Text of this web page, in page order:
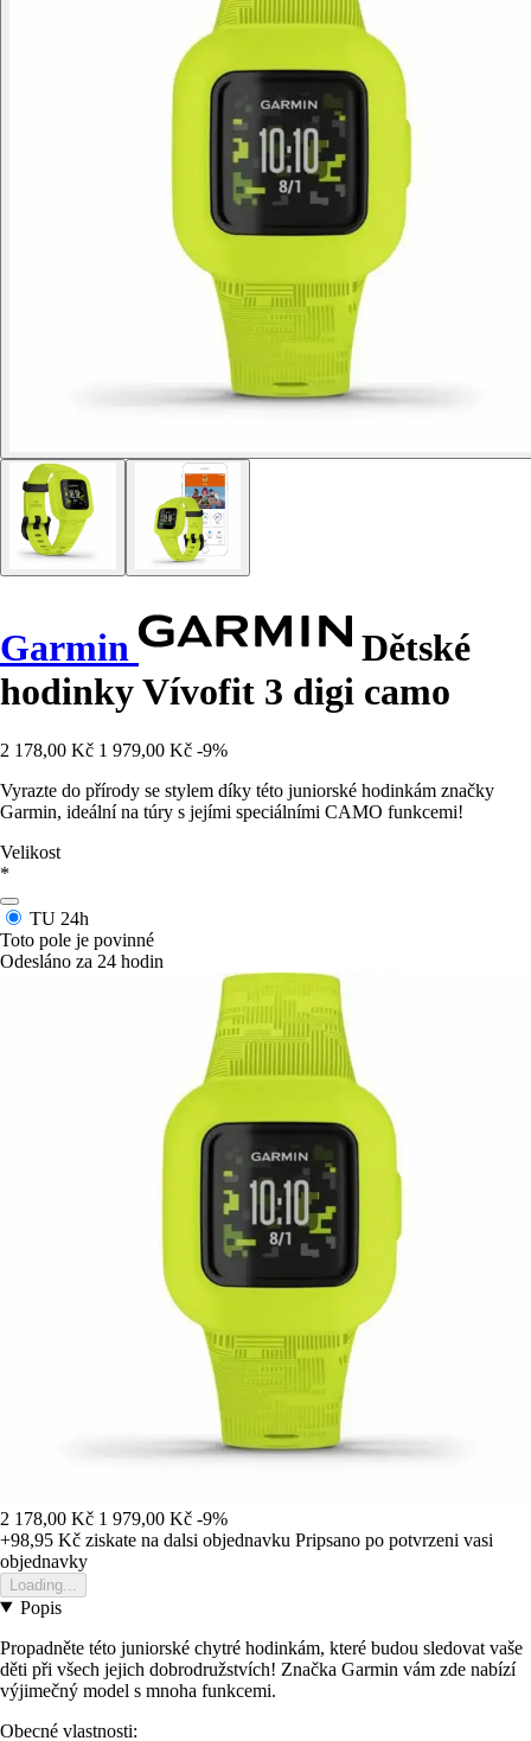
Garmin
Dětské
hodinky Vívofit 3 digi camo
2 178,00 Kč 1 979,00 Kč -9%
Vyrazte do přírody se stylem díky této juniorské hodinkám značky
Garmin, ideální na túry s jejími speciálními CAMO funkcemi!
Velikost
*
TU 24h
Toto pole je povinné
Odesláno za 24 hodin
2 178,00 Kč 1 979,00 Kč -9%
+98,95 Kč ziskate na dalsi objednavku Pripsano po potvrzeni vasi
objednavky
Loading...
Popis
Propadněte této juniorské chytré hodinkám, které budou sledovat vaše
děti při všech jejich dobrodružstvích! Značka Garmin vám zde nabízí
výjimečný model s mnoha funkcemi.
Obecné vlastnosti: